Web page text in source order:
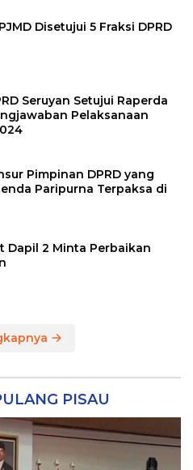
Disetujui 5 Fraksi DPRD
Seruyan Setujui Raperda
Pelaksanaan
Pimpinan DPRD yang
Paripurna Terpaksa di
Dapil 2 Minta Perbaikan
PISAU